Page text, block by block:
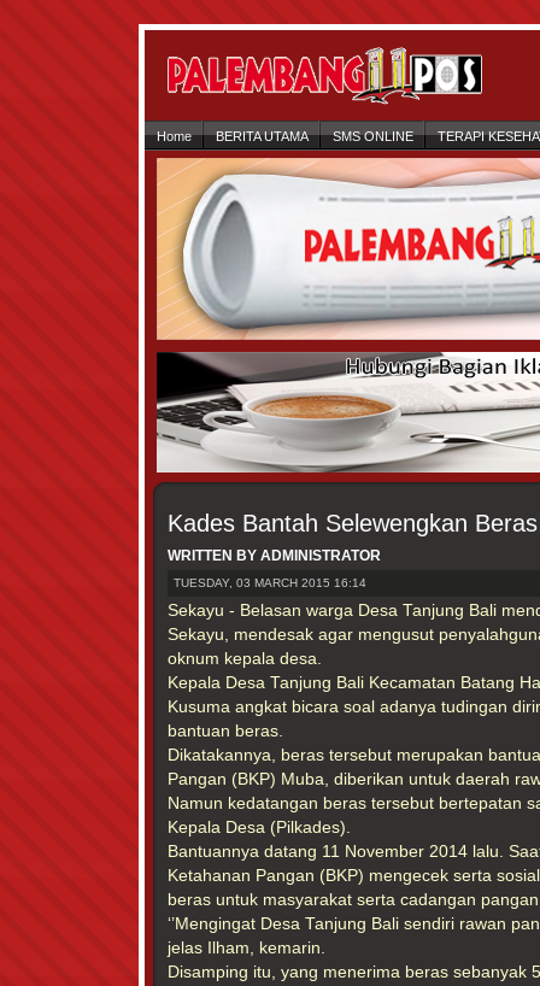
Home BERITA UTAMA SMS ONLINE TERAPI
Kades Bantah Selewengkan Beras
WRITTEN BY ADMINISTRATOR
TUESDAY, 03 MARCH 2015 16:14
Sekayu - Belasan warga Desa Tanjung Bali
Sekayu, mendesak agar mengusut
oknum kepala desa.
Kepala Desa Tanjung Bali Kecamatan Batang
Kusuma angkat bicara soal adanya tudingan
bantuan beras.
Dikatakannya, beras tersebut merupakan
Pangan (BKP) Muba, diberikan untuk daerah
Namun kedatangan beras tersebut bertepatan
Kepala Desa (Pilkades).
Bantuannya datang 11 November 2014 lalu.
Ketahanan Pangan (BKP) mengecek serta
beras untuk masyarakat serta cadangan
‘’Mengingat Desa Tanjung Bali sendiri rawan
jelas Ilham, kemarin.
Disamping itu, yang menerima beras sebanyak